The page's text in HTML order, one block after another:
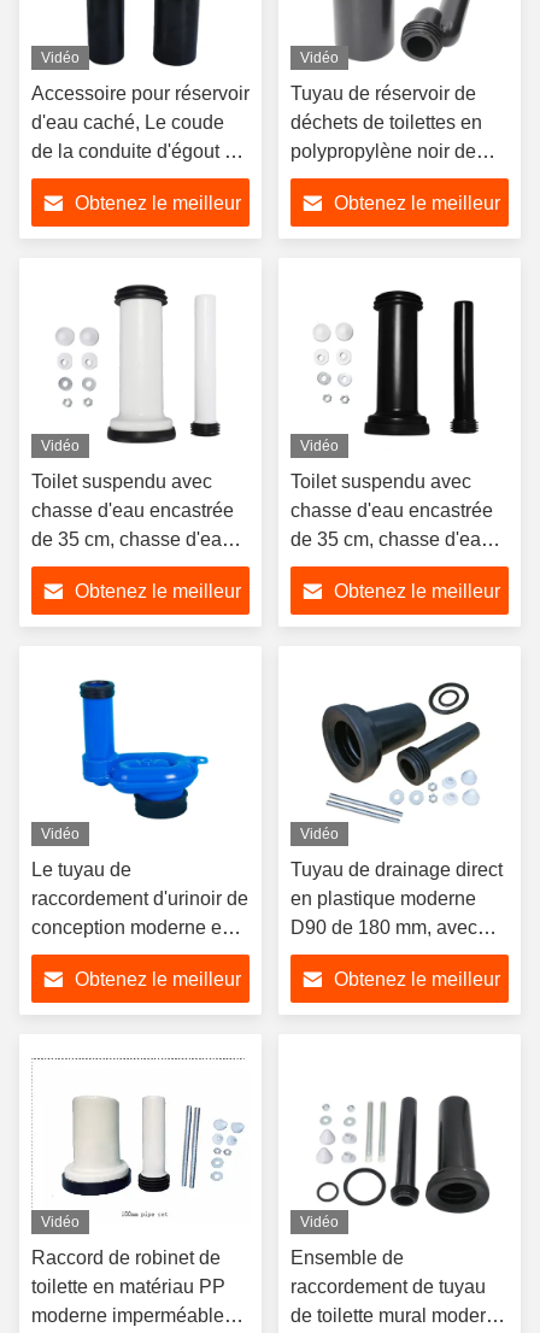
Vidéo
Accessoire pour réservoir
d'eau caché, Le coude
de la conduite d'égout a
été redressé, puis le
tuyau D90 à 110 a été
remplacé pour le
et ensuite un tuyau en
PEHD 90 à 90 a été
utilisé.
Obtenez le meilleur
Vidéo
Tuyau de réservoir de
déchets de toilettes en
polypropylène noir de
haute qualité, tuyau de
raccordement WC pour
salle de bain moderne
Obtenez le meilleur
Vidéo
Toilet suspendu avec
chasse d'eau encastrée
de 35 cm, chasse d'eau
normale, tuyau
d'évacuation droit, toilette
turque encastrée,
fixation
Obtenez le meilleur
Vidéo
Toilet suspendu avec
chasse d'eau encastrée
de 35 cm, chasse d'eau
normale, tuyau
d'évacuation droit, toilette
turque encastrée,
Obtenez le meilleur
Vidéo
Le tuyau de
raccordement d'urinoir de
conception moderne est
fabriqué en plastique
polypropylène pour le
drainage et est utilisé
toilettes de la salle de
bain.
Obtenez le meilleur
Vidéo
Tuyau de drainage direct
en plastique moderne
D90 de 180 mm, avec
réservoir d'eau dissimulé
et raccordement de
toilette mural
Obtenez le meilleur
Vidéo
Raccord de robinet de
toilette en matériau PP
moderne imperméable
Vidéo
Ensemble de
raccordement de tuyau
de toilette mural moderne